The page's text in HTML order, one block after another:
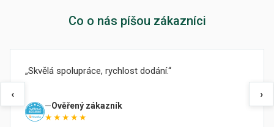
Co o nás píšou zákazníci
‹
Skvělá spolupráce, rychlost dodání.
Ověřený zákazník
★★★★★
›